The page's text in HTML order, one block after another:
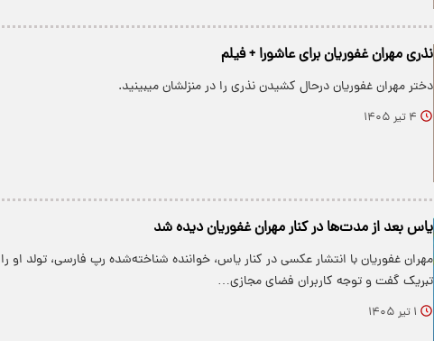
نذری مهران غفوریان برای عاشورا + فیلم
دختر مهران غفوریان درحال کشیدن نذری را در منزلشان میبینید.
۴ تیر ۱۴۰۵
یاس بعد از مدت‌ها در کنار مهران غفوریان دیده شد
مهران غفوریان با انتشار عکسی در کنار یاس، خواننده شناخته‌شده رپ فارسی، تولد او را
تبریک گفت و توجه کاربران فضای مجازی…
۱ تیر ۱۴۰۵